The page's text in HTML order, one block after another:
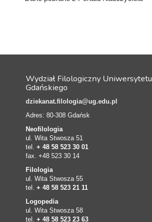
Wydział Filologiczny Uniwersytetu
Gdańskiego
dziekanat.filologia@ug.edu.pl
Adres: 80-308 Gdańsk
Neofilologia
ul. Wita Stwosza 51
tel. + 48 58 523 30 01
fax. +48 523 30 14
Filologia
ul. Wita Stwosza 55
tel. + 48 58 523 21 11
Logopedia
ul. Wita Stwosza 58
tel. + 48 58 523 23 63